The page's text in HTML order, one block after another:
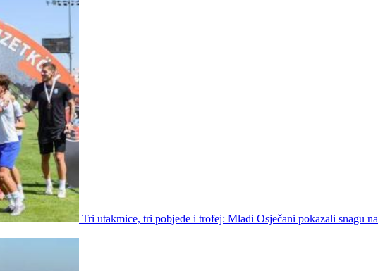
Tri utakmice, tri pobjede i trofej: Mladi Osječani pokazali snagu na